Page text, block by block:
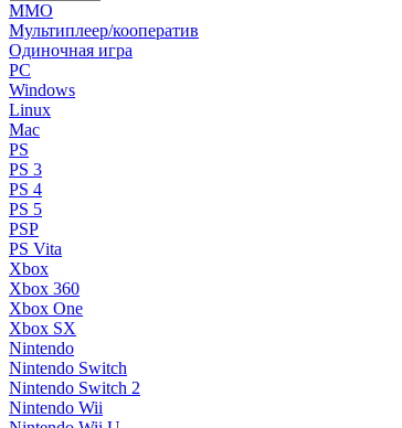
MMO
Мультиплеер/кооператив
Одиночная игра
PC
Windows
Linux
Mac
PS
PS 3
PS 4
PS 5
PSP
PS Vita
Xbox
Xbox 360
Xbox One
Xbox SX
Nintendo
Nintendo Switch
Nintendo Switch 2
Nintendo Wii